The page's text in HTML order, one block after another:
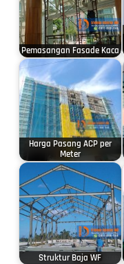
Pemasangan Fasade Kaca
Harga Pasang ACP per
Meter
Struktur Baja WF